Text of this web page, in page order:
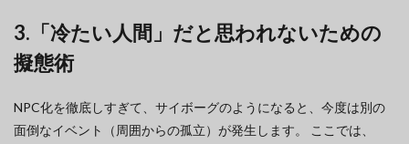
3.「冷たい人間」だと思われないための
擬態術
NPC化を徹底しすぎて、サイボーグのようになると、今度は別の
面倒なイベント（周囲からの孤立）が発生します。 ここでは、